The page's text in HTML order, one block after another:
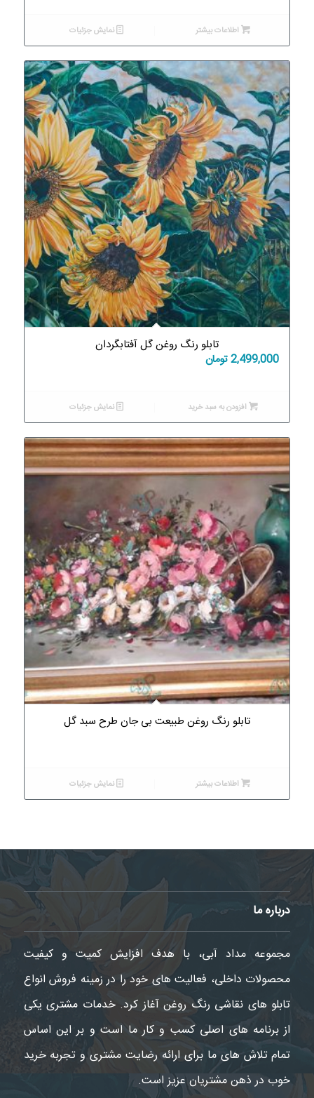
اطلاعات بیشتر نمایش جزئیات
تابلو رنگ روغن گل آفتابگردان
2,499,000تومان
افزودن به سبد خرید نمایش جزئیات
تابلو رنگ روغن طبیعت بی جان طرح سبد گل
اطلاعات بیشتر نمایش جزئیات
درباره ما
مجموعه مداد آبی، با هدف افزایش کمیت و کیفیت
محصولات داخلی، فعالیت های خود را در زمینه فروش انواع
تابلو های نقاشی رنگ روغن آغاز کرد. خدمات مشتری یکی
از برنامه های اصلی کسب و کار ما است و بر این اساس
تمام تلاش های ما برای ارائه رضایت مشتری و تجربه خرید
خوب در ذهن مشتریان عزیز است.